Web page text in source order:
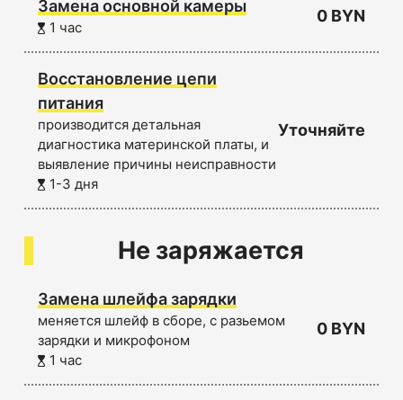
Замена основной камеры
1 час
0 BYN
Восстановление цепи
питания
производится детальная
диагностика материнской платы, и
выявление причины неисправности
1-3 дня
Уточняйте
Не заряжается
Замена шлейфа зарядки
меняется шлейф в сборе, с разьемом
зарядки и микрофоном
1 час
0 BYN